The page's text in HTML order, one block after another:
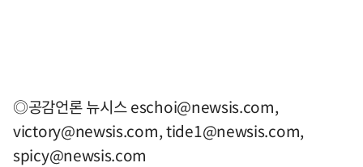
◎공감언론 뉴시스eschoi@newsis.com,
victory@newsis.com,tide1@newsis.com,
spicy@newsis.com